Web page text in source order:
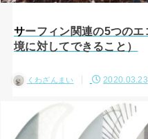
サーフィン関連の5つのエコアイテム（サーファーが環
境に対してできること）
くわざんまい 2020.03.23